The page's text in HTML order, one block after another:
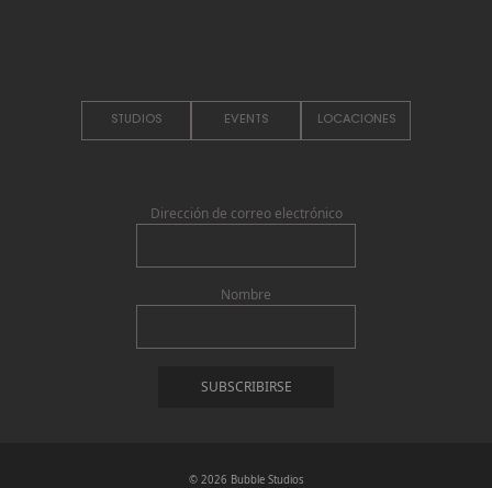
STUDIOS EVENTS LOCACIONES
Dirección de correo electrónico
Nombre
©2026 Bubble Studios